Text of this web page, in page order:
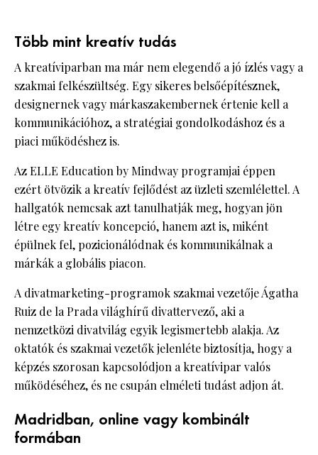
Több mint kreatív tudás
A kreatíviparban ma már nem elegendő a jó ízlés vagy a
szakmai felkészültség. Egy sikeres belsőépítésznek,
designernek vagy márkaszakembernek értenie kell a
kommunikációhoz, a stratégiai gondolkodáshoz és a
piaci működéshez is.
Az ELLE Education by Mindway programjai éppen
ezért ötvözik a kreatív fejlődést az üzleti szemlélettel. A
hallgatók nemcsak azt tanulhatják meg, hogyan jön
létre egy kreatív koncepció, hanem azt is, miként
épülnek fel, pozicionálódnak és kommunikálnak a
márkák a globális piacon.
A divatmarketing-programok szakmai vezetője Ágatha
Ruiz de la Prada világhírű divattervező, aki a
nemzetközi divatvilág egyik legismertebb alakja. Az
oktatók és szakmai vezetők jelenléte biztosítja, hogy a
képzés szorosan kapcsolódjon a kreatívipar valós
működéséhez, és ne csupán elméleti tudást adjon át.
Madridban, online vagy kombinált
formában